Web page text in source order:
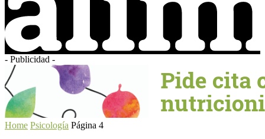
- Publicidad -
Home Psicología Página 4